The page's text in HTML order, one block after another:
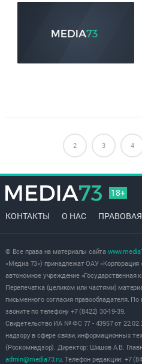
2 3 4
18+
КОНТАКТЫ О НАС
© Все права на материалы сайта
«Медиа 73») принадлежат ОАУ
автономное учреждение «Государственная
Перепечатка (целиком или частями)
письменного согласия правообладателя.
звоните по телефону +7 (8422) 30-19-39.
Свидетельство ИА № ФС 77 - 43957 от
надзору в сфере связи, информационных
(Роскомнадзор). Директор: Шишов А.В.
admin@media73.ru. Телефон редакции: +7